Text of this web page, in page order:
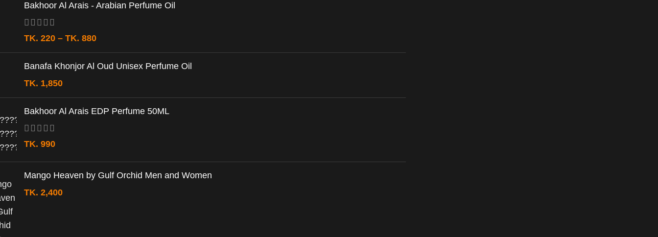
Bakhoor Al Arais - Arabian Perfume Oil
TK.220 – TK.880
Banafa Khonjor Al Oud Unisex Perfume Oil
TK. 1,850
Bakhoor Al Arais EDP Perfume 50ML
TK.990
Mango Heaven by Gulf Orchid Men and Women
TK.2,400